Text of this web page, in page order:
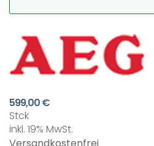
599,00 €
Stck
inkl. 19% MwSt.
Versandkostenfrei